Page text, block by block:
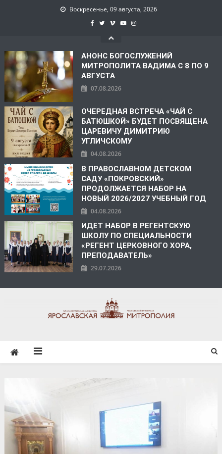
Воскресенье, 09 августа, 2026
АНОНС БОГОСЛУЖЕНИЙ
МИТРОПОЛИТА ВАДИМА С 8 ПО 9
АВГУСТА
07.08.2026
ОЧЕРЕДНАЯ ВСТРЕЧА «ЧАЙ С
БАТЮШКОЙ» БУДЕТ ПОСВЯЩЕНА
ЦАРЕВИЧУ ДИМИТРИЮ
УГЛИЧСКОМУ
04.08.2026
В ПРАВОСЛАВНОМ ДЕТСКОМ
САДУ «ПОКРОВСКИЙ»
ПРОДОЛЖАЕТСЯ НАБОР НА
НОВЫЙ 2026/2027 УЧЕБНЫЙ ГОД
04.08.2026
ИДЕТ НАБОР В РЕГЕНТСКУЮ
ШКОЛУ ПО СПЕЦИАЛЬНОСТИ
«РЕГЕНТ ЦЕРКОВНОГО ХОРА,
ПРЕПОДАВАТЕЛЬ»
29.07.2026